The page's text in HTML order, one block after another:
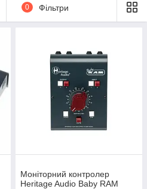
0 Фільтри
Моніторний контролер
Heritage Audio Baby RAM